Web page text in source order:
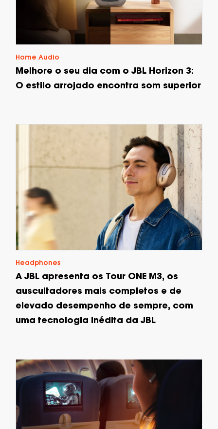
Home Audio
Melhore o seu dia com o JBL Horizon 3:
O estilo arrojado encontra som superior
Headphones
A JBL apresenta os Tour ONE M3, os
auscultadores mais completos e de
elevado desempenho de sempre, com
uma tecnologia inédita da JBL